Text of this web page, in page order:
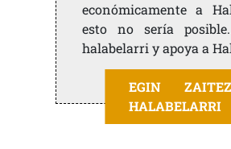
económicamente a
esto no sería posible.
halabelarri y apoya a
EGIN ZAITEZ
HALABELARRI